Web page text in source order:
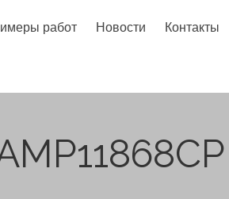
работ Новости Контакты